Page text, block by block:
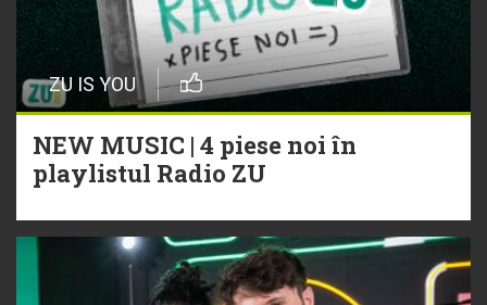
ZU IS YOU
NEW MUSIC | 4 piese noi în
playlistul Radio ZU